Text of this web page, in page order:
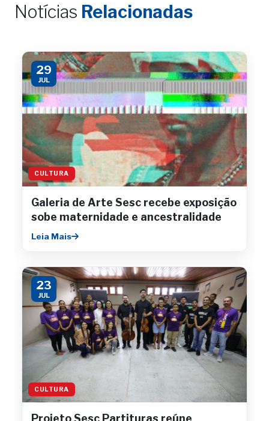
Notícias Relacionadas
29
JUL
CULTURA
Galeria de Arte Sesc recebe exposição
sobe maternidade e ancestralidade
Leia Mais
23
JUL
CULTURA
Projeto Sesc Partituras reúne